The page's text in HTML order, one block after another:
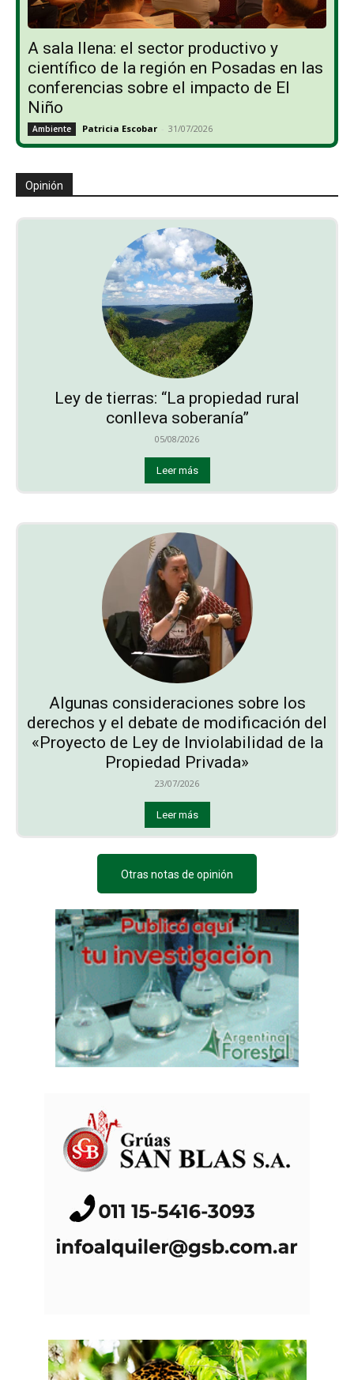
A sala llena: el sector productivo y
científico de la región en Posadas en las
conferencias sobre el impacto de El
Niño
Ambiente Patricia Escobar - 31/07/2026
Opinión
Ley de tierras: “La propiedad rural
conlleva soberanía”
05/08/2026
Leer más
Algunas consideraciones sobre los
derechos y el debate de modificación del
«Proyecto de Ley de Inviolabilidad de la
Propiedad Privada»
23/07/2026
Leer más
Otras notas de opinión